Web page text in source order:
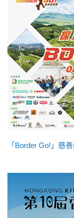
「Border Go!」慈